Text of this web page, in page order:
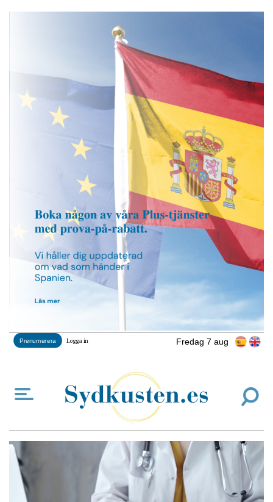
Fredag 7 aug
Prenumerera Logga in